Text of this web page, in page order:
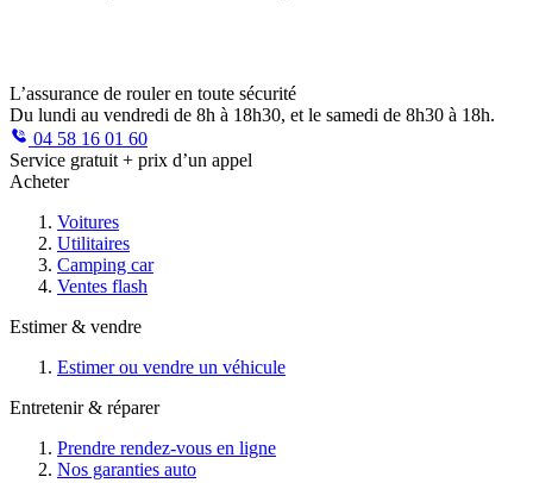
L’assurance de rouler en toute sécurité
Du lundi au vendredi de 8h à 18h30, et le samedi de 8h30 à 18h.
04 58 16 01 60
Service gratuit + prix d’un appel
Acheter
Voitures
Utilitaires
Camping car
Ventes flash
Estimer & vendre
Estimer ou vendre un véhicule
Entretenir & réparer
Prendre rendez-vous en ligne
Nos garanties auto